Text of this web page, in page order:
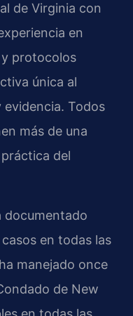
de Virginia con
en
protocolos
única al
evidencia. Todos
más de una
del
documentado
en todas las
manejado once
de New